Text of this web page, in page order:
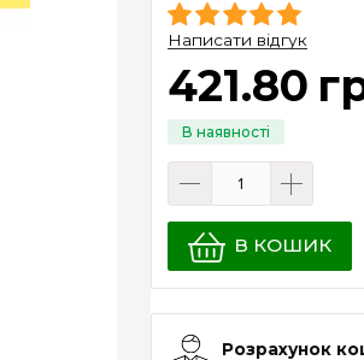
Написати відгук
421.80
В КОШИК
Розрахунок